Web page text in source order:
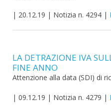
| 20.12.19 | Notizia n. 4294 |
LA DETRAZIONE IVA
FINE ANNO
Attenzione alla data (SDI) di
| 09.12.19 | Notizia n. 4279 |